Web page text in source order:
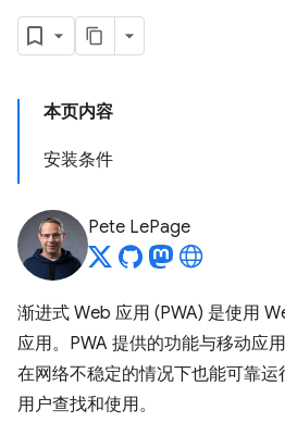
本页内容
安装条件
Pete LePage
渐进式 Web 应用 (PWA) 是使用
应用。PWA 提供的功能与移动应
在网络不稳定的情况下也能可靠
用户查找和使用。